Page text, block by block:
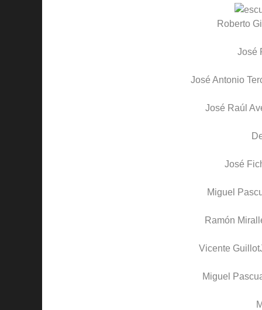
Roberto
José
José Antonio
José Raúl
José
Miguel
Ramón
Vicente Guillot
Miguel